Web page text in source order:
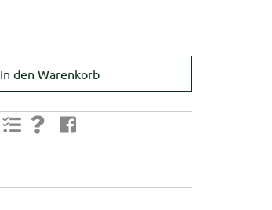
In den Warenkorb